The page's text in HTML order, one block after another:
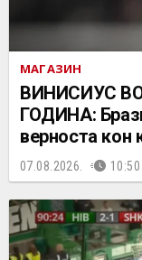
МАГАЗИН
ВИНИСИУС
ГОДИНА:
верноста кон
07.08.2026. 10:50